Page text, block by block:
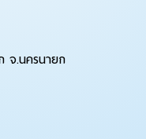
จ.นครนายก